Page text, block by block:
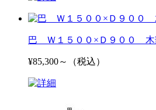
巴 Ｗ１５００×Ｄ９００
¥85,300～（税込）